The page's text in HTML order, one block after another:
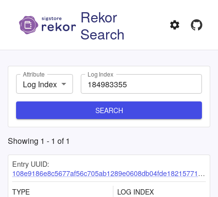
Rekor
Search
Attribute
Log Index
Log Index
SEARCH
Showing 1 - 1 of1
Entry UUID:
108e9186e8c5677af56c705ab1289e0608db04fde18215771778d82243e6b5a674019233b071a123
TYPE
LOG INDEX